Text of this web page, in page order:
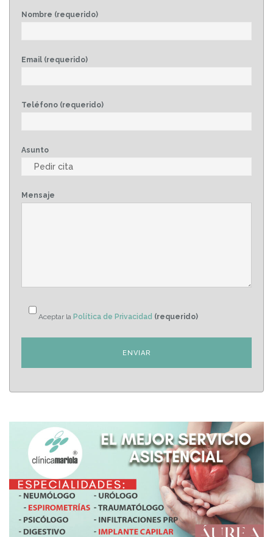
Nombre (requerido)
Email (requerido)
Teléfono (requerido)
Asunto
Mensaje
Aceptar la Política de Privacidad (requerido)